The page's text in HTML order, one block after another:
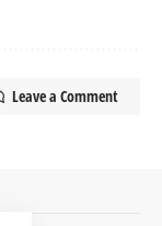
Leave a Comment